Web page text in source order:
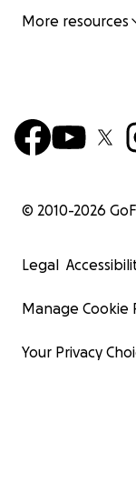
More resources
© 2010-2026
Legal
Manage Cookie
Your Privacy